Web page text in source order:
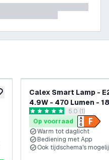
aan verlanglijst
Calex Smart Lamp -
4.9W - 470 Lumen -
3000K reviews
5 score sterren5.0 (1)
Op voorraad
Warm tot daglicht
Bediening met App
Ook tijdschema's